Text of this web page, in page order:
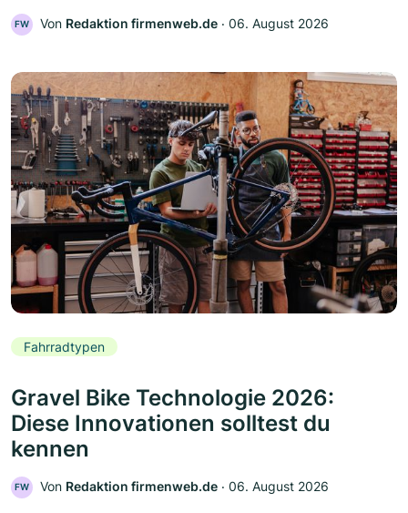
FW Von Redaktion firmenweb.de ‧ 06. August 2026
Fahrradtypen
Gravel Bike Technologie 2026:
Diese Innovationen solltest du
kennen
FW Von Redaktion firmenweb.de ‧ 06. August 2026